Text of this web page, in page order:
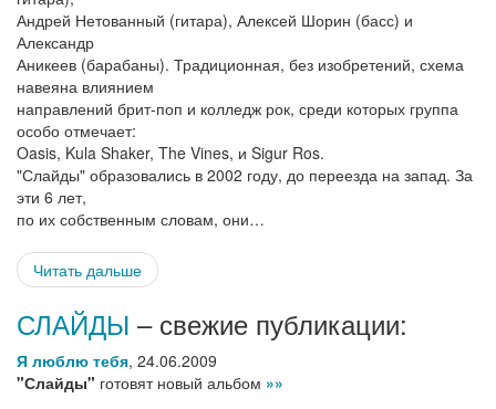
Андрей Нетованный (гитара), Алексей Шорин (басс) и
Александр
Аникеев (барабаны). Традиционная, без изобретений, схема
навеяна влиянием
направлений брит-поп и колледж рок, среди которых группа
особо отмечает:
Oasis, Kula Shaker, The Vines, и Sigur Ros.
"Слайды" образовались в 2002 году, до переезда на запад. За
эти 6 лет,
по их собственным словам, они…
Читать дальше
СЛАЙДЫ – свежие публикации:
Я люблю тебя, 24.06.2009
"Слайды" готовят новый альбом »»